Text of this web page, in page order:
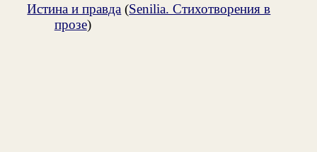
Истина и правда (Senilia. Стихотворения в
прозе)